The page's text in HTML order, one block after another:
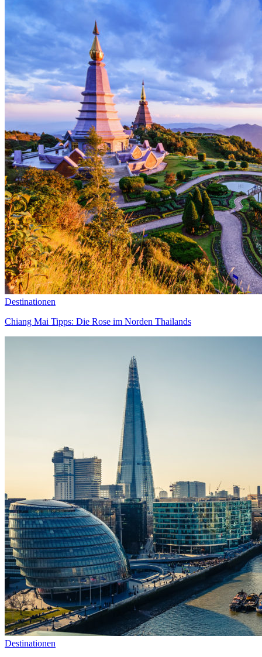
Destinationen
Chiang Mai Tipps: Die Rose im Norden Thailands
Destinationen